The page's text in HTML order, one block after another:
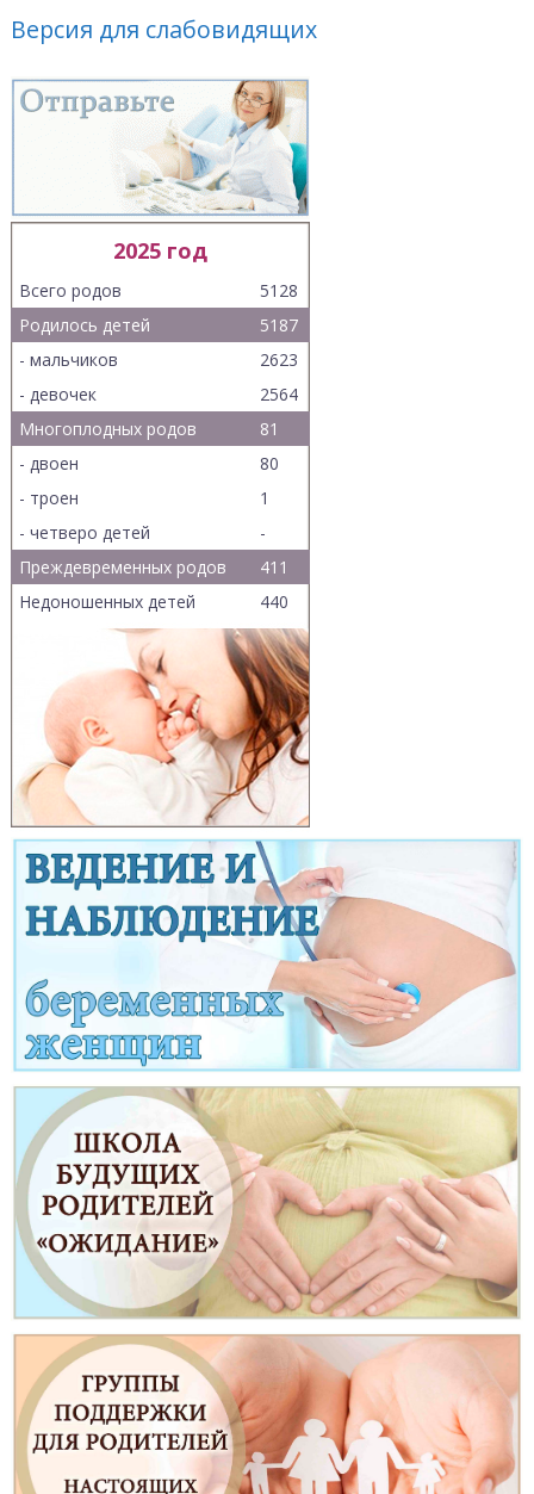
Версия для слабовидящих
2025 год
Всего родов
5128
Родилось детей
5187
- мальчиков
2623
- девочек
2564
Многоплодных родов
81
- двоен
80
- троен
1
- четверо детей
-
Преждевременных родов
411
Недоношенных детей
440